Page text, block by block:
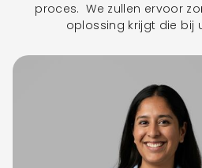
proces. We zullen ervoor
oplossing krijgt die bij